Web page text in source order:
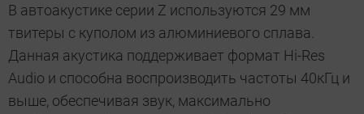
В автоакустике серии Z используются 29 мм
твитеры с куполом из алюминиевого сплава.
Данная акустика поддерживает формат Hi-Res
Audio и способна воспроизводить частоты 40кГц и
выше, обеспечивая звук, максимально